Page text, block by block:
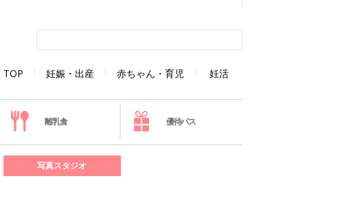
TOP 妊娠・出産 赤ちゃん・育児 妊活
離乳食 優待パス
写真スタジオ